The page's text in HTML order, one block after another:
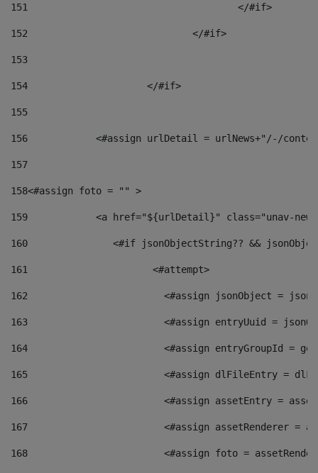
151
					</#if>
152
				</#if>
153
154
			</#if>
155
156
<#assign urlDetail = urlNews+"/-/
157
158<#assign foto = "" >
159
<a href="${urlDetail}" class="unav-
160
<#if jsonObjectString?? &&
161
    		         <#attempt>
162
<#assign jsonObject =
163
<#assign entryUuid =
164
<#assign entryGroupId =
165
<#assign dlFileEntry =
166
<#assign assetEntry =
167
<#assign assetRenderer =
168
<#assign foto =